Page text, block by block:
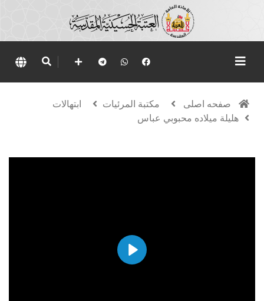
صفحه اصلی مكتبة المرئيات
ابتهالات
هليلة ميلاده محبوبي عباس
Play